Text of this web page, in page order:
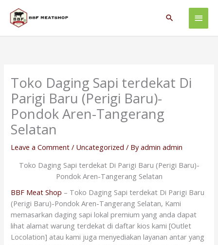
content
Main
Search
Toko Daging Sapi terdekat Di
Parigi Baru (Perigi Baru)-
Pondok Aren-Tangerang
Selatan
Leave a Comment / Uncategorized / Byadmin admin
Toko Daging Sapi terdekat Di Parigi Baru (Perigi Baru)-
Pondok Aren-Tangerang Selatan
BBF Meat Shop – Toko Daging Sapi terdekat Di Parigi Baru
(Perigi Baru)-Pondok Aren-Tangerang Selatan, Kami
memasarkan daging sapi lokal premium yang anda dapat
lihat alamat warung terdekat di daftar kios kami [Outlet
Locolation] atau kami juga menyediakan layanan antar yang